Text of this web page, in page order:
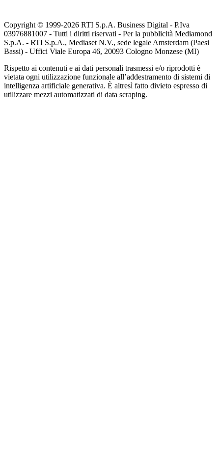
Copyright © 1999-2026 RTI S.p.A. Business Digital - P.Iva
03976881007 - Tutti i diritti riservati - Per la pubblicità Mediamond
S.p.A. - RTI S.p.A., Mediaset N.V., sede legale Amsterdam (Paesi
Bassi) - Uffici Viale Europa 46, 20093 Cologno Monzese (MI)
Rispetto ai contenuti e ai dati personali trasmessi e/o riprodotti è
vietata ogni utilizzazione funzionale all’addestramento di sistemi di
intelligenza artificiale generativa. È altresì fatto divieto espresso di
utilizzare mezzi automatizzati di data scraping.